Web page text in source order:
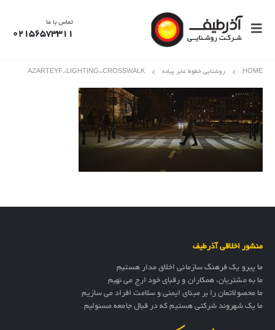
تماس با ما
02156573311
HOME روشنایی خطوط عابر پیاده AZARTEYF-LIGHTING-CROSSWALK
منشور اخلاقی آذرطیف
ما پیرو یک فرهنگ سازمانی اخلاق مدار هستیم
ما به مشتریان، همکاران و رقبای خود ارج می نهیم
ما محصولاتمان را بر مبنای ایمنی و سلامت افراد می سازیم
ما یک شهروند شرکتی هستیم که در قبال جامعه مسئولیم